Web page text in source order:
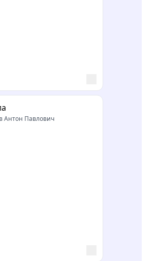
Антон Павлович